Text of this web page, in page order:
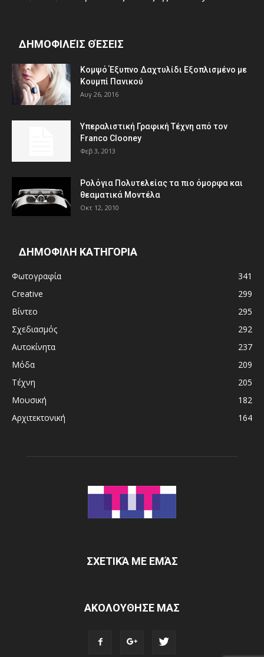
ΔΗΜΟΦΙΛΕΊΣ ΘΈΣΕΙΣ
Κομψό Έξυπνο Δαχτυλίδι Εξοπλισμένο με
Κουμπί Πανικού
Αυγ 26, 2016
Υπεραλιστική Γραφική Τέχνη από τον
Franco Clooney
Φεβ 3, 2013
Ρολόγια Πολυτελείας τα πιο όμορφα και
θεαματικά Μοντέλα
Οκτ 12, 2010
ΔΗΜΟΦΙΛΗ ΚΑΤΗΓΟΡΙΑ
Φωτογραφία
341
Creative
299
Βίντεο
295
Σχεδιασμός
292
Αυτοκίνητα
237
Μόδα
209
Τέχνη
205
Μουσική
182
Αρχιτεκτονική
164
ΣΧΕΤΙΚΆ ΜΕ ΕΜΆΣ
ΑΚΟΛΟΥΘΗΣΕ ΜΑΣ